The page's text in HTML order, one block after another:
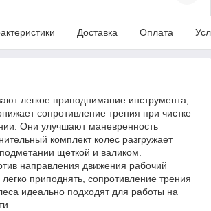
Доставка Оплата
легкое приподнимание инструмента,
сопротивление трения при чистке
Они улучшают маневренность
комплект колес разгружает
щеткой и валиком.
направления движения рабочий
приподнять, сопротивление трения
идеально подходят для работы на